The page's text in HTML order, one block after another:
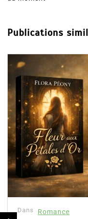
Publications
Dans Romance